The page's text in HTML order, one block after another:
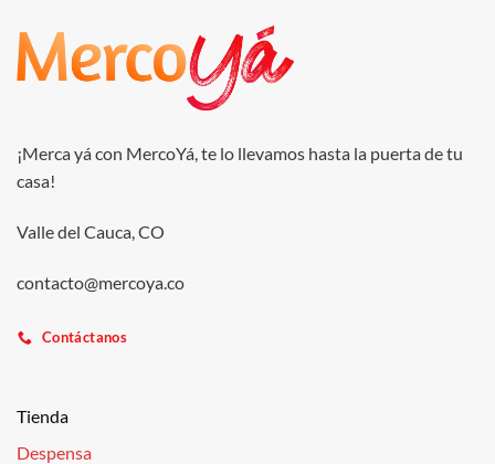
¡Merca yá con MercoYá, te lo llevamos hasta la puerta de tu
casa!
Valle del Cauca, CO
contacto@mercoya.co
Contáctanos
Tienda
Despensa